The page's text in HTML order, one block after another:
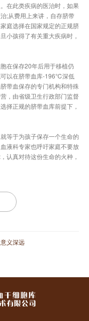
在此类疾病的医治时，如果
;从费用上来讲，自存脐带
庭选择在国家规定的正规脐
小孩得了有关重大疾病时，
在保存20年后用于移植仍
可以在脐带血库-196℃深低
带血保存的专门机构和特殊
，由省级卫生行政部门监督
择正规的脐带血库前提下，
等于为孩子保存一个生命的
液科专家也呼吁家庭不要放
认真对待这份生命的火种，
义深远